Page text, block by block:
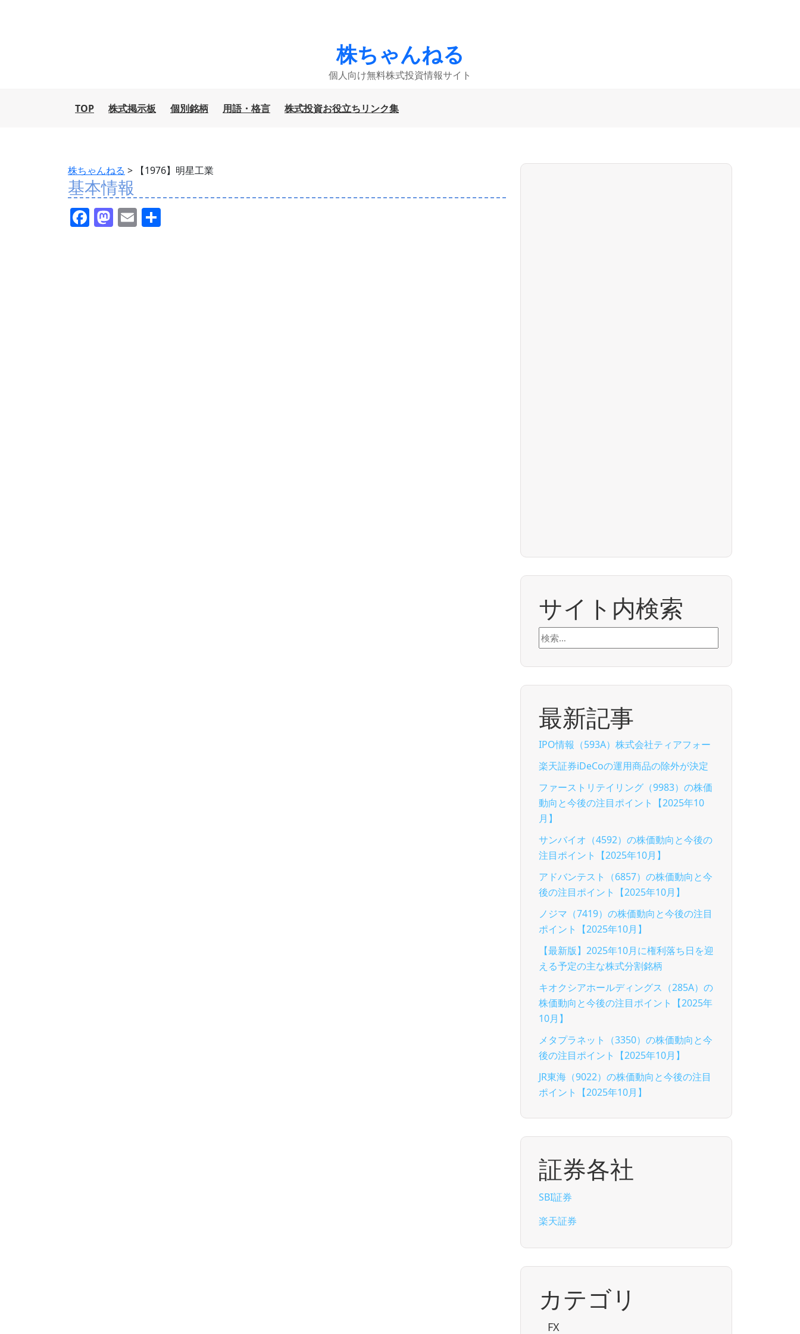
株ちゃんねる
個人向け無料株式投資情報サイト
TOP 株式掲示板 個別銘柄 用語・格言 株式投資お役立ちリンク集
株ちゃんねる > 【1976】明星工業
基本情報
F M E
サイト内検索
検
索:
最新記事
IPO情報（593A）株式会社ティアフォー
楽天証券iDeCoの運用商品の除外が決定
ファーストリテイリング（9983）の株価
動向と今後の注目ポイント【2025年10
月】
サンバイオ（4592）の株価動向と今後の
注目ポイント【2025年10月】
アドバンテスト（6857）の株価動向と今
後の注目ポイント【2025年10月】
ノジマ（7419）の株価動向と今後の注目
ポイント【2025年10月】
【最新版】2025年10月に権利落ち日を迎
える予定の主な株式分割銘柄
キオクシアホールディングス（285A）の
株価動向と今後の注目ポイント【2025年
10月】
メタプラネット（3350）の株価動向と今
後の注目ポイント【2025年10月】
JR東海（9022）の株価動向と今後の注目
ポイント【2025年10月】
証券各社
SBI証券
楽天証券
カテゴリ
FX